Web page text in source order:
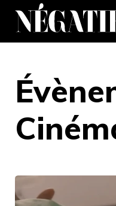
Aller
contenu